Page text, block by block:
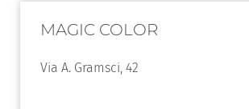
MAGIC COLOR
Via A. Gramsci, 42